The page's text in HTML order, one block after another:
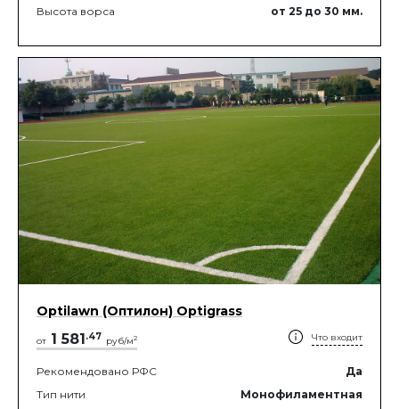
Высота ворса
от 25 до 30 мм.
Optilawn (Оптилон) Optigrass
от 1 581.47 руб/м2 Что входит
Рекомендовано РФС
Да
Тип нити
Монофиламентная